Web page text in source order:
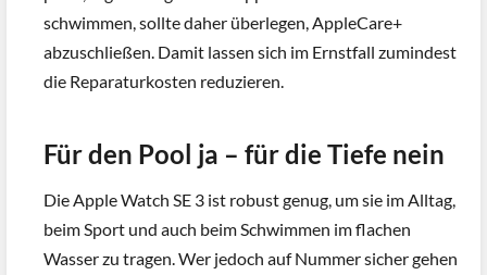
schwimmen, sollte daher überlegen, AppleCare+
abzuschließen. Damit lassen sich im Ernstfall zumindest
die Reparaturkosten reduzieren.
Für den Pool ja – für die Tiefe nein
Die Apple Watch SE 3 ist robust genug, um sie im Alltag,
beim Sport und auch beim Schwimmen im flachen
Wasser zu tragen. Wer jedoch auf Nummer sicher gehen